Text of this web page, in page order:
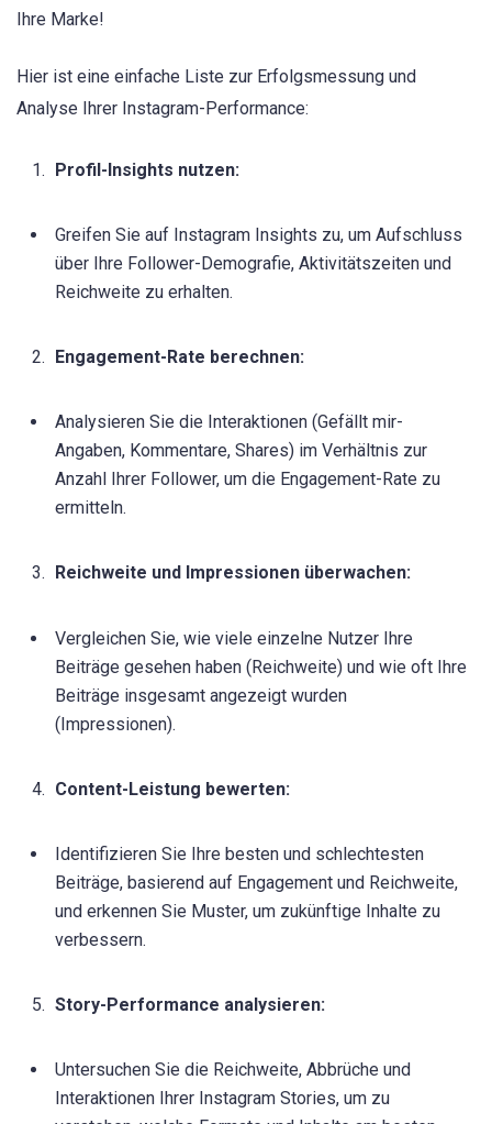
Ihre Marke!
Hier ist eine einfache Liste zur Erfolgsmessung und
Analyse Ihrer Instagram-Performance:
Profil-Insights nutzen:
Greifen Sie auf Instagram Insights zu, um Aufschluss
über Ihre Follower-Demografie, Aktivitätszeiten und
Reichweite zu erhalten.
Engagement-Rate berechnen:
Analysieren Sie die Interaktionen (Gefällt mir-
Angaben, Kommentare, Shares) im Verhältnis zur
Anzahl Ihrer Follower, um die Engagement-Rate zu
ermitteln.
Reichweite und Impressionen überwachen:
Vergleichen Sie, wie viele einzelne Nutzer Ihre
Beiträge gesehen haben (Reichweite) und wie oft Ihre
Beiträge insgesamt angezeigt wurden
(Impressionen).
Content-Leistung bewerten:
Identifizieren Sie Ihre besten und schlechtesten
Beiträge, basierend auf Engagement und Reichweite,
und erkennen Sie Muster, um zukünftige Inhalte zu
verbessern.
Story-Performance analysieren:
Untersuchen Sie die Reichweite, Abbrüche und
Interaktionen Ihrer Instagram Stories, um zu